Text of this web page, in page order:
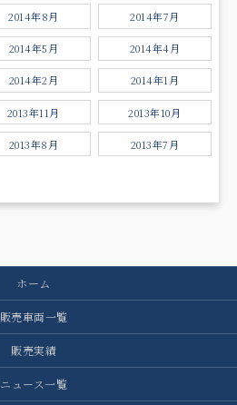
2014年8月 2014年7月
2014年5月 2014年4月
2014年2月 2014年1月
2013年11月 2013年10月
2013年8月 2013年7月
ホーム
販売車両一覧
販売実績
ニュース一覧